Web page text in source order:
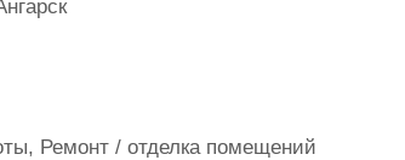
Ремонт / отделка помещений